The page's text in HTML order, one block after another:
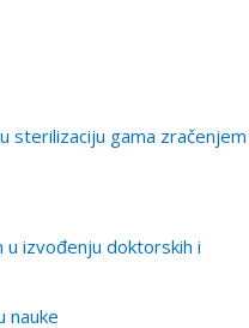
sterilizaciju gama zračenjem
izvođenju doktorskih i
nauke